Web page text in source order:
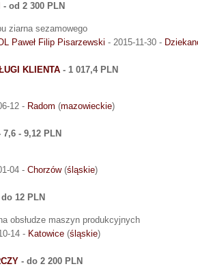
- od 2 300 PLN
ziarna sezamowego
Paweł Filip Pisarzewski - 2015-11-30 -
KLIENTA - 1 017,4 PLN
12 - Radom (mazowieckie)
7,6 - 9,12 PLN
04 - Chorzów(śląskie)
12 PLN
obsłudze maszyn produkcyjnych
14 - Katowice (śląskie)
- do 2 200 PLN